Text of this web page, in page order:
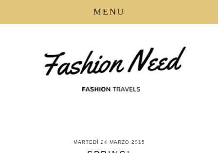
MENU
MARTEDÌ 24 MARZO 2015